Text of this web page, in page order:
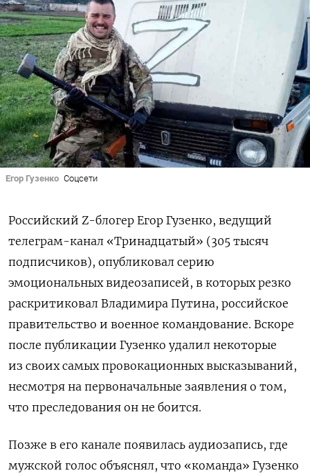
Егор Гузенко Соцсети
Российский Z-блогер Егор Гузенко, ведущий
телеграм-канал «Тринадцатый» (305 тысяч
подписчиков), опубликовал серию
эмоциональных видеозаписей, в которых резко
раскритиковал Владимира Путина, российское
правительство и военное командование. Вскоре
после публикации Гузенко удалил некоторые
из своих самых провокационных высказываний,
несмотря на первоначальные заявления о том,
что преследования он не боится.
Позже в его канале появилась аудиозапись, где
мужской голос объяснял, что «команда» Гузенко